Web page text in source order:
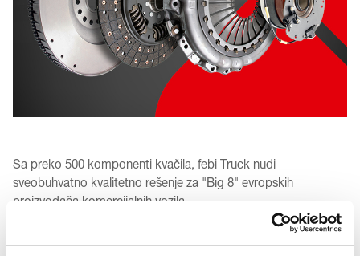
Sa preko 500 komponenti kvačila, febi Truck nudi
sveobuhvatno kvalitetno rešenje za "Big 8" evropskih
proizvođača komercijalnih vozila.
febi Truck jača svoju poziciju pouzdanog partnera za popravke